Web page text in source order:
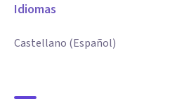
Idiomas
Castellano (Español)